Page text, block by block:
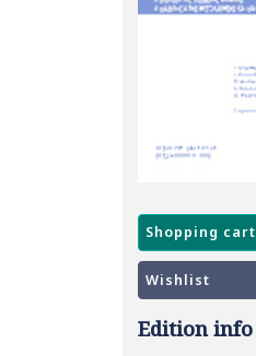
Shopping cart
Wishlist
Edition info